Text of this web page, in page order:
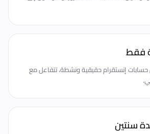
فقط
إنستقرام حقيقية ونشطة، تتفاعل مع
سنتين